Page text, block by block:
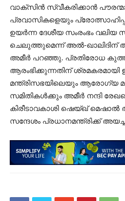
വാക്സിൻ സ്വീകരിക്കാൻ
പ്രവാസികളെയും
ഉയർന്ന ദേശീയ സംരംഭം വലിയ
ചെലുത്തുമെന്ന് അൽ-ഖാലിദിന്
അമീർ പറഞ്ഞു. പ്രതിരോധ
ആരംഭിക്കുന്നതിന് ശ്രമകരമായി
മന്ത്രിസഭയിലെയും ആരോഗ്യ
സമിതികൾക്കും അമീർ നന്ദി
കിരീടാവകാശി ഷെയ്ഖ്
സന്ദേശം പ്രധാനമന്ത്രിക്ക്